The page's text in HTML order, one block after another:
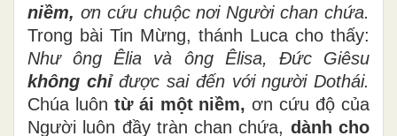
niềm, ơn cứu chuộc nơi Người chan chứa.
Trong bài Tin Mừng, thánh Luca cho thấy:
Như ông Êlia và ông Êlisa, Đức Giêsu
không chỉđược sai đến với người Dothái.
Chúa luôn từ ái một niềm, ơn cứu độ của
Người luôn đầy tràn chan chứa, dành cho